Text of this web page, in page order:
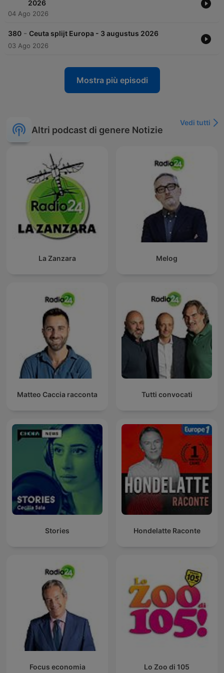
geworden.
Avondspits’, elke werkdag op BNR? Ook dan kun je het laatste
nieuws uit Europa meekrijgen. Tussen 16.00 en 16.30 uur gaan
onze Europaverslaggevers in gesprek met presentatoren
2026
04 Ago 2026
380 - Ceuta splijt Europa - 3 augustus 2026
03 Ago 2026
Mostra più episodi
Altri podcast di genere Notizie
Vedi tutti
La Zanzara Melog
Matteo Caccia racconta Tutti convocati
Stories Hondelatte Raconte
Focus economia Lo Zoo di 105